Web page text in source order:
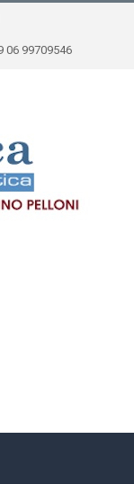
06 99709546